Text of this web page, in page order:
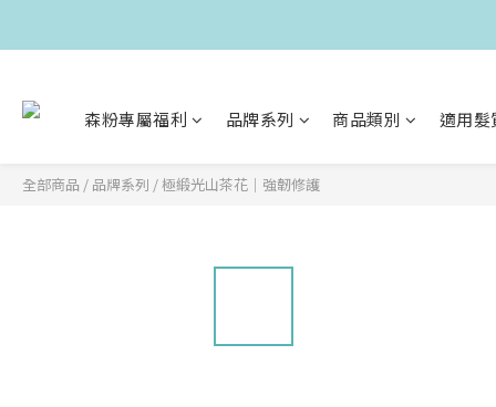
森粉專屬福利 品牌系列 商品類別 適用髮
全部商品 / 品牌系列 /極緞光山茶花｜強韌修護